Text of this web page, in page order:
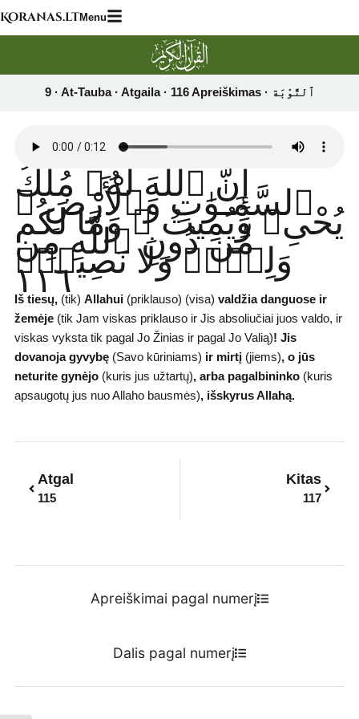
Skip
to
Koranas.ltMenu
إِنَّ ٱللَّهَ لَهُۥ مُلْكُ
ٱلسَّمَـٰوَٰتِ وَٱلْأَرْضِ ۖ
يُحْىِۦ وَيُمِيتُ ۚ وَمَا لَكُم
مِّن دُونِ ٱللَّهِ مِن
وَلِىٍّۢ وَلَا نَصِيرٍۢ
١١٦
Iš tiesų,(tik) Allahui(priklauso) (visa) valdžia danguose ir
žemėje(tik Jam viskas priklauso ir Jis absoliučiai juos valdo, ir
viskas vyksta tik pagal Jo Žinias ir pagal Jo Valią)! Jis
dovanoja gyvybę(Savo kūriniams) ir mirtį(jiems), o jūs
neturite gynėjo(kuris jus užtartų), arba pagalbininko (kuris
apsaugotų jus nuo Allaho bausmės), išskyrus Allahą.
Atgal
115
Kitas
117
Apreiškimai pagal numerį
Dalis pagal numerį